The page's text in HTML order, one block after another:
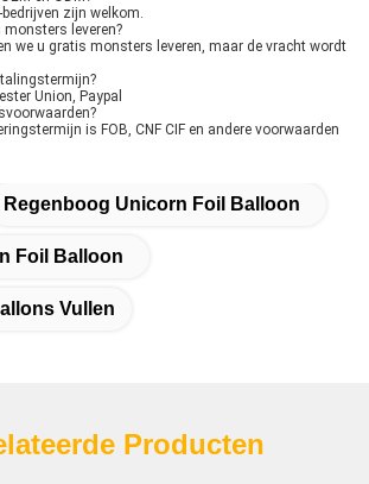
bedrijven zijn welkom.
leveren?
we u gratis monsters leveren, maar de vracht wordt
Union, Paypal
is FOB, CNF CIF en andere voorwaarden
Regenboog Unicorn Foil Balloon
Foil Balloon
Vullen
Producten